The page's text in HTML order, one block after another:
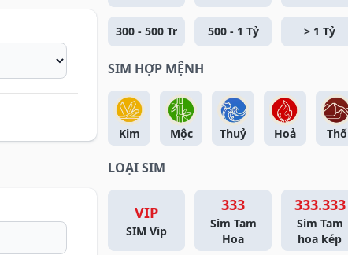
300 - 500 Tr 500 - 1 Tỷ > 1 Tỷ
SIM HỢP MỆNH
Kim Mộc Thuỷ Hoả Thổ
LOẠI SIM
VIP
SIM Vip
333
Sim Tam
Hoa
333.333
Sim Tam
hoa kép